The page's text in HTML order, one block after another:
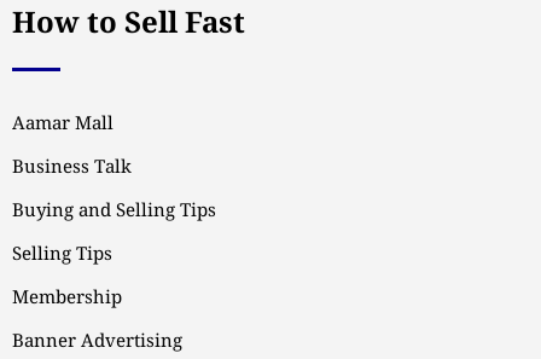
How to Sell Fast
Aamar Mall
Business Talk
Buying and Selling Tips
Selling Tips
Membership
Banner Advertising